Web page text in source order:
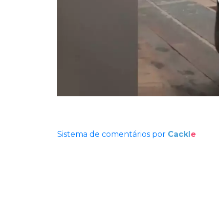
Sistema de comentários por Cackl e